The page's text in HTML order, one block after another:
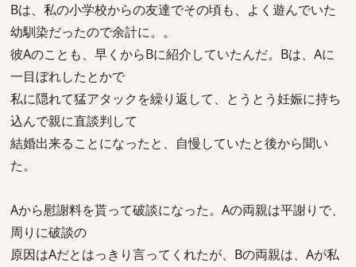
Bは、私の小学校からの友達でその頃も、よく遊んでいた
幼馴染だったので余計に。。
彼Aのことも、早くからBに紹介していたんだ。Bは、Aに
一目ぼれしたとかで
私に隠れて猛アタックを繰り返して、とうとう妊娠に持ち
込んで親に直談判して
結婚出来ることになったと、自慢していたと後から聞い
た。
Aから慰謝料を貰って破談になった。Aの両親は平謝りで、
周りに破談の
原因はAだとはっきり言ってくれたが、Bの両親は、Aが私